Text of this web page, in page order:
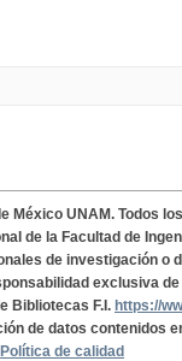
México UNAM. Todos
de la Facultad de
de investigación o
exclusiva
Bibliotecas F.I. https://
de datos contenidos
Política de calidad